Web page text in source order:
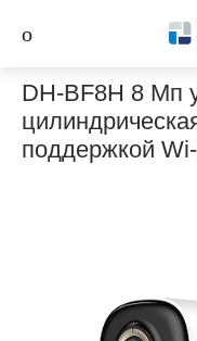
DH-BF8H 8 Мп
поддержкой